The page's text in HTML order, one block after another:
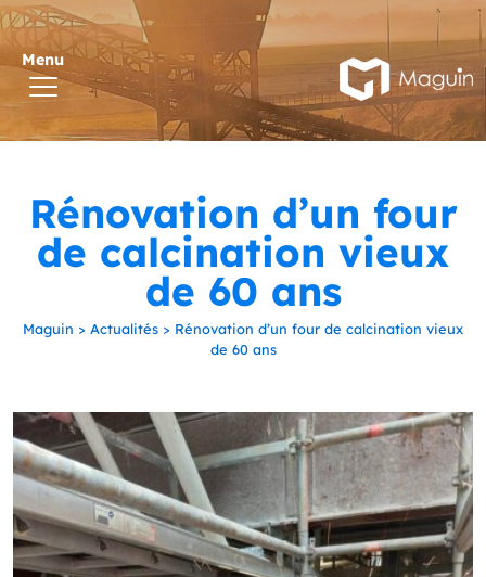
Rénovation d’un four
de calcination vieux
de 60 ans
Maguin > Actualités > Rénovation d’un four de calcination vieux
de 60 ans